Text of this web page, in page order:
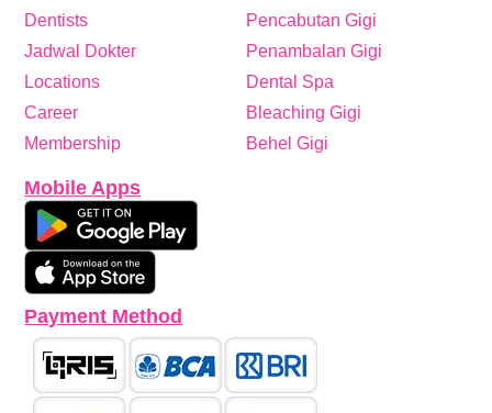
Pencabutan Gigi
Penambalan Gigi
Dental Spa
Bleaching Gigi
Behel Gigi
Dentists
Jadwal Dokter
Locations
Career
Membership
Mobile Apps
Payment Method